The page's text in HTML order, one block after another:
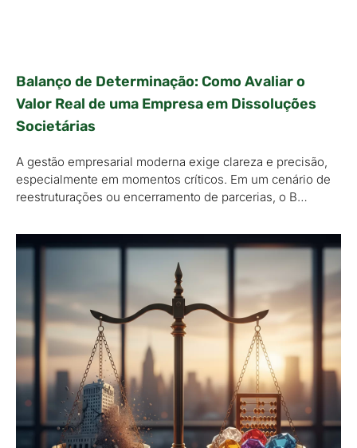
Balanço de Determinação: Como Avaliar o
Valor Real de uma Empresa em Dissoluções
Societárias
A gestão empresarial moderna exige clareza e precisão,
especialmente em momentos críticos. Em um cenário de
reestruturações ou encerramento de parcerias, o B…